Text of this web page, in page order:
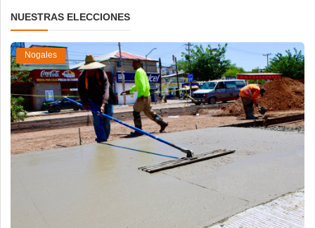
NUESTRAS ELECCIONES
Nogales